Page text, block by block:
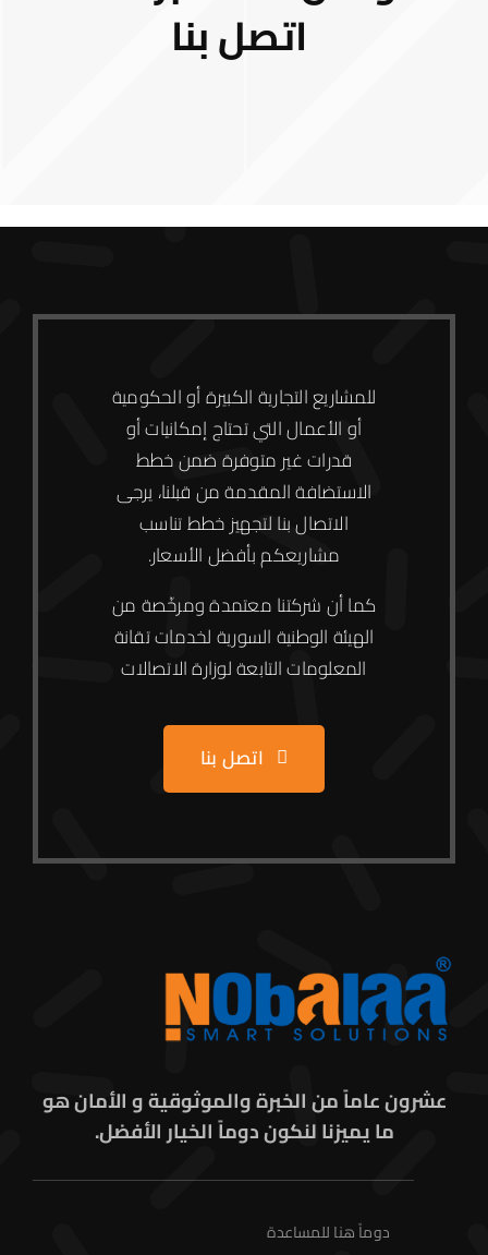
اتصل بنا
للمشاريع التجارية الكبيرة أو الحكومية
أو الأعمال التي تحتاج إمكانيات أو
قدرات غير متوفرة ضمن خطط
الاستضافة المقدمة من قبلنا، يرجى
الاتصال بنا لتجهيز خطط تناسب
مشاريعكم بأفضل الأسعار.
كما أن شركتنا معتمدةومرخّصة من
الهيئة الوطنية السوريةلخدمات تقانة
المعلومات التابعة لوزارة الاتصالات
اتصل بنا
عشرون عاماً من الخبرة والموثوقية و الأمان هو
ما يميزنا لنكون دوماً الخيار الأفضل.
دوماً هنا للمساعدة